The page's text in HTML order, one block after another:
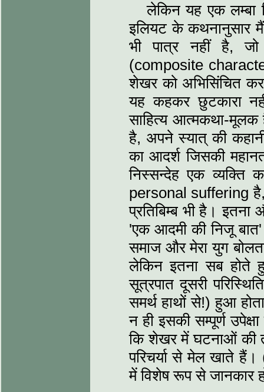
लेकिन यह एक लम्बा
इलियट के कथनानुसार
भी पात्र नहीं है, जो
(composite
शेखर को अभिसिंचित
यह कहकर छुटकारा
साहित्य आत्मकथा-मूलक
है, अपने स्यात् की
का आदर्श जिसकी
निस्सन्देह एक व्यक्ति
personal suffering है,
प्रतिबिम्ब भी है।
'एक आदमी की निजू
समाज और मेरा युग
लेकिन इतना सब होते
सूत्रपात दूसरी
समर्थ हाथों से!) हुआ
न ही इसकी सम्पूर्ण
कि शेखर में घटनाओं की
परिचर्या से मेल खाते
में विशेष रूप से जानकार